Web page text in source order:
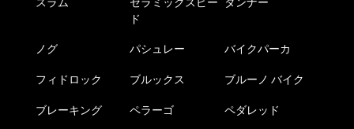
ド
ノグ パシュレー バイクパーカ
フィドロック ブルックス ブルーノ バイク
ブレーキング ペラーゴ ペダレッド